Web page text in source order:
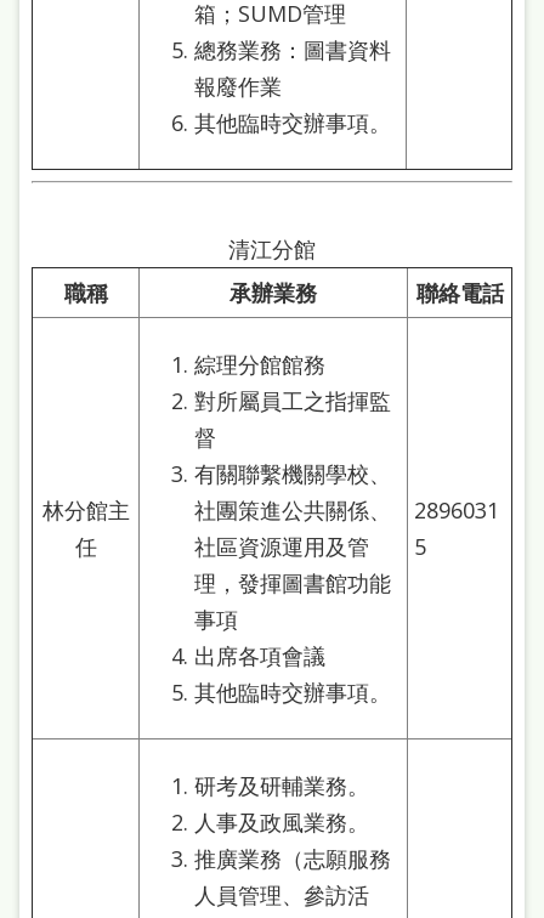
箱；SUMD管理
總務業務：圖書資料
報廢作業
其他臨時交辦事項。
職稱 承辦業務 聯絡電話
清江分館
林分館主
任
綜理分館館務
對所屬員工之指揮監
督
有關聯繫機關學校、
社團策進公共關係、
社區資源運用及管
理，發揮圖書館功能
事項
出席各項會議
其他臨時交辦事項。
2896031
5
研考及研輔業務。
人事及政風業務。
推廣業務（志願服務
人員管理、參訪活